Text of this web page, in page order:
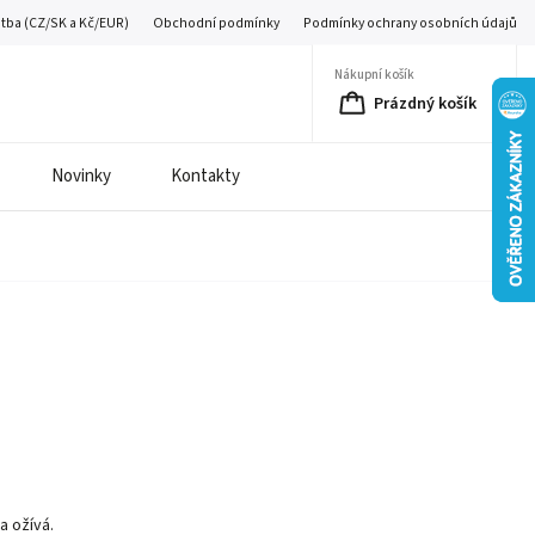
(CZ/SK a Kč/EUR) Obchodní podmínky Podmínky ochrany osobních údajů
Nákupní košík
Prázdný košík
Novinky Kontakty
ožívá.